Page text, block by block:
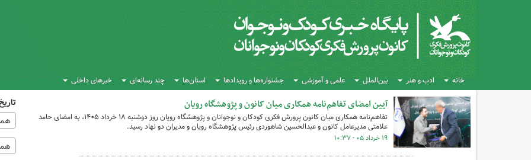
خانه ادب و هنر بین‌الملل علمی و آموزشی جشنواره‌ها و رویدادها استان‌ها چند رسانه‌ای خبرهای داخلی
آیین امضای تفاهم‌نامه همکاری میان کانون و پژوهشگاه رویان
تفاهم‌نامه همکاری میان کانون پرورش فکری کودکان و نوجوانان و پژوهشگاه رویان روز دوشنبه ‌۱۸ خرداد ۱۴۰۵، به امضای حامد
علامتی مدیرعامل کانون و عبدالحسین شاهوردی رئیس پژوهشگاه رویان و مدیران دو نهاد رسید.
۱۹ خرداد ۰۵ - ۱۰:۳۷